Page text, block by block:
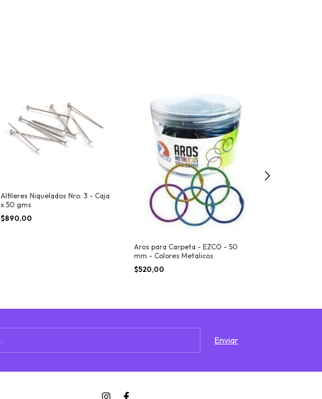
Alfileres Niquelados Nro. 3 - Caja
x 50 gms
$890,00
Aros para Carpeta - EZCO - 50
mm - Colores Metalicos
$520,00